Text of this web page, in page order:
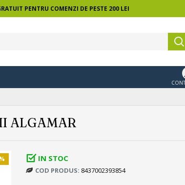
PENTRU COMENZI DE PESTE 200 LEI
ALGAMAR
IN STOC
COD PRODUS: 8437002393854